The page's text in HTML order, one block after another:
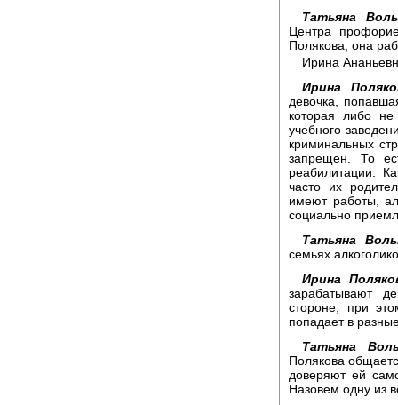
Татьяна
Центра
Полякова, она
Ирина
Ирина
девочка,
которая либо
учебного
криминальных
запрещен. То
реабилитации.
часто их
имеют работы,
социально
Татьяна
семьях
Ирина
зарабатывают
стороне, при
попадает в
Татьяна
Полякова
доверяют ей
Назовем одну из